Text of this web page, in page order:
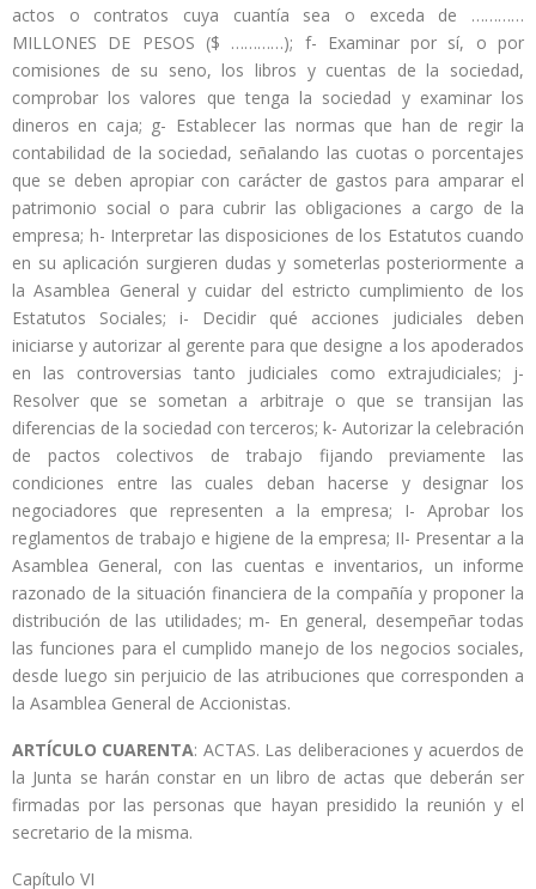
actos o contratos cuya cuantía sea o exceda de …………
MILLONES DE PESOS ($ …………); f- Examinar por sí, o por
comisiones de su seno, los libros y cuentas de la sociedad,
comprobar los valores que tenga la sociedad y examinar los
dineros en caja; g- Establecer las normas que han de regir la
contabilidad de la sociedad, señalando las cuotas o porcentajes
que se deben apropiar con carácter de gastos para amparar el
patrimonio social o para cubrir las obligaciones a cargo de la
empresa; h- Interpretar las disposiciones de los Estatutos cuando
en su aplicación surgieren dudas y someterlas posteriormente a
la Asamblea General y cuidar del estricto cumplimiento de los
Estatutos Sociales; i- Decidir qué acciones judiciales deben
iniciarse y autorizar al gerente para que designe a los apoderados
en las controversias tanto judiciales como extrajudiciales; j-
Resolver que se sometan a arbitraje o que se transijan las
diferencias de la sociedad con terceros; k- Autorizar la celebración
de pactos colectivos de trabajo fijando previamente las
condiciones entre las cuales deban hacerse y designar los
negociadores que representen a la empresa; I- Aprobar los
reglamentos de trabajo e higiene de la empresa; II- Presentar a la
Asamblea General, con las cuentas e inventarios, un informe
razonado de la situación financiera de la compañía y proponer la
distribución de las utilidades; m- En general, desempeñar todas
las funciones para el cumplido manejo de los negocios sociales,
desde luego sin perjuicio de las atribuciones que corresponden a
la Asamblea General de Accionistas.
ARTÍCULO CUARENTA: ACTAS. Las deliberaciones y acuerdos de
la Junta se harán constar en un libro de actas que deberán ser
firmadas por las personas que hayan presidido la reunión y el
secretario de la misma.
Capítulo VI